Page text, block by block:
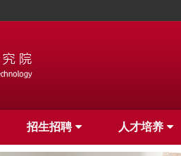
招生招聘 人才培养